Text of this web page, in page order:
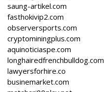
saung-artikel.com
fasthokivip2.com
observersports.com
cryptominingplus.com
aquinoticiaspe.com
longhairedfrenchbulldog.com
lawyersforhire.co
businemarket.com